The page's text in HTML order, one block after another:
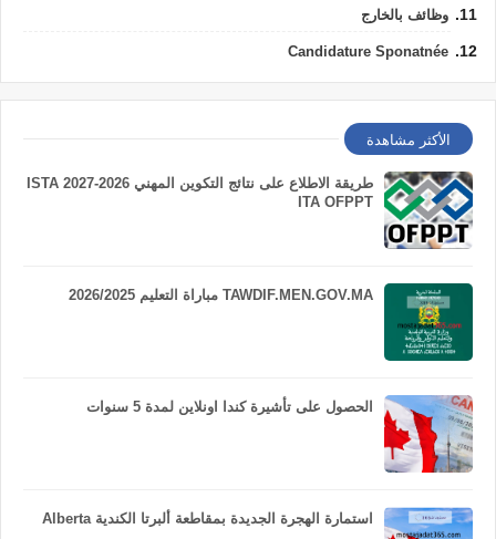
وظائف بالخارج
Candidature Sponatnée
الأكثر مشاهدة
طريقة الاطلاع على نتائج التكوين المهني 2026-2027 ISTA
ITA OFPPT
TAWDIF.MEN.GOV.MA مباراة التعليم 2026/2025
الحصول على تأشيرة كندا اونلاين لمدة 5 سنوات
استمارة الهجرة الجديدة بمقاطعة ألبرتا الكندية Alberta